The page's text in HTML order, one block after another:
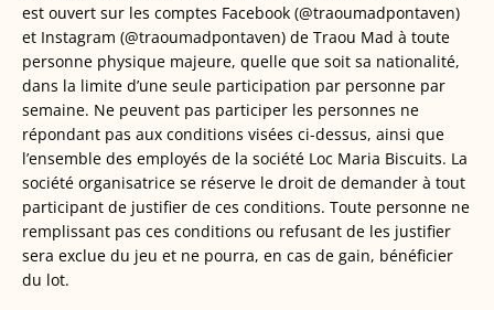
est ouvert sur les comptes Facebook (@traoumadpontaven)
et Instagram (@traoumadpontaven) de Traou Mad à toute
personne physique majeure, quelle que soit sa nationalité,
dans la limite d’une seule participation par personne par
semaine. Ne peuvent pas participer les personnes ne
répondant pas aux conditions visées ci-dessus, ainsi que
l’ensemble des employés de la société Loc Maria Biscuits. La
société organisatrice se réserve le droit de demander à tout
participant de justifier de ces conditions. Toute personne ne
remplissant pas ces conditions ou refusant de les justifier
sera exclue du jeu et ne pourra, en cas de gain, bénéficier
du lot.